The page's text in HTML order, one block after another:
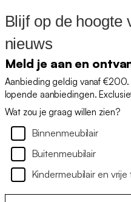
Blijf op de hoogte
nieuws
Meld je aan en
Aanbieding geldig vanaf
lopende aanbiedingen.
Wat zou je graag willen zien?
Binnenmeubilair
Buitenmeubilair
Kindermeubilair en vrije